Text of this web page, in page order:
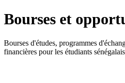
Bourses et
Bourses d'études, programmes
financières pour les étudiants